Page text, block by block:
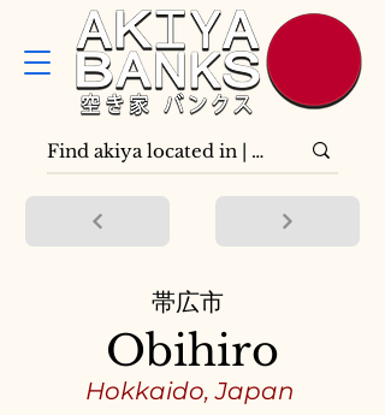
Obihiro
Hokkaido, Japan
帯広市